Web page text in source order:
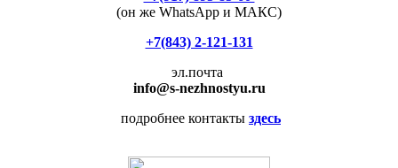
(он же WhatsApp и МАКС)
+7(843) 2-121-131
эл.почта
info@s-nezhnostyu.ru
подробнее контакты здесь